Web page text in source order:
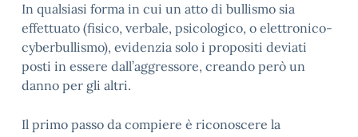
In qualsiasi forma in cui un atto di bullismo sia
effettuato (fisico, verbale, psicologico, o elettronico-
cyberbullismo), evidenzia solo i propositi deviati
posti in essere dall’aggressore, creando però un
danno per gli altri.
Il primo passo da compiere è riconoscere la